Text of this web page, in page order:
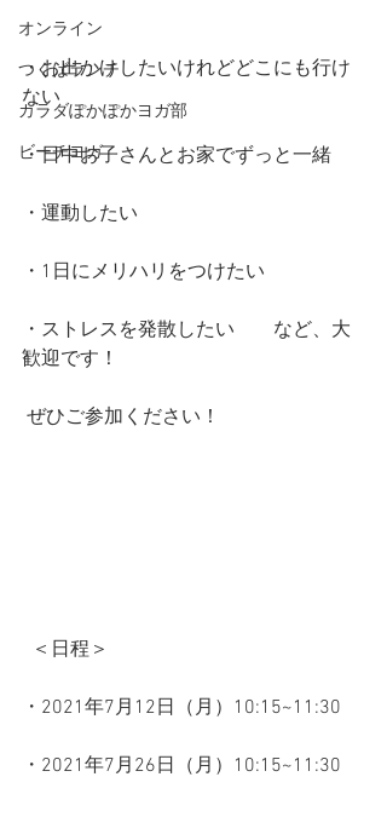
オンライン
つくばランチ
カラダぽかぽかヨガ部
ビーチヨガ
・お出かけしたいけれどどこにも行け
ない
・日中お子さんとお家でずっと一緒
・運動したい
・1日にメリハリをつけたい
・ストレスを発散したい        など、大
歓迎です！
ぜひご参加ください！
  ＜日程＞
・2021年7月12日（月）10:15~11:30
・2021年7月26日（月）10:15~11:30